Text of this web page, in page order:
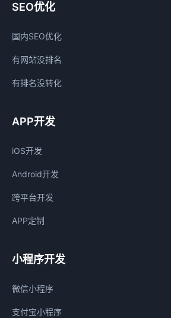
SEO优化
国内SEO优化
有网站没排名
有排名没转化
APP开发
iOS开发
Android开发
跨平台开发
APP定制
小程序开发
微信小程序
支付宝小程序